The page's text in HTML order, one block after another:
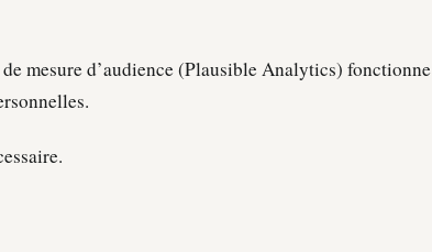
mesure d’audience (Plausible Analytics) fonctionne